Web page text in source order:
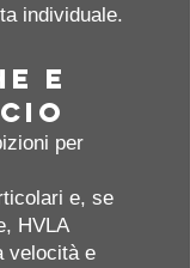
individuale.
e
per
e, se
HVLA
velocità e